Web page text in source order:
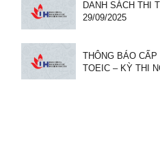
DANH SÁCH THI
29/09/2025
THÔNG BÁO
TOEIC – KỲ THI